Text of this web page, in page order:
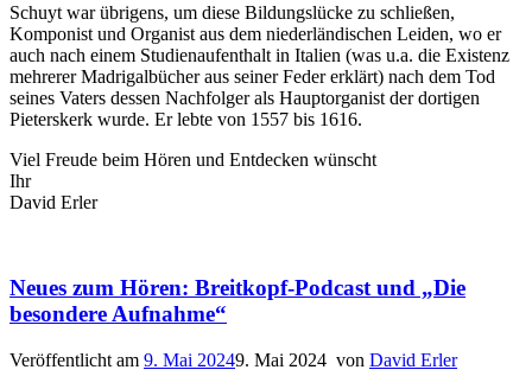
Schuyt war übrigens, um diese Bildungslücke zu schließen,
Komponist und Organist aus dem niederländischen Leiden, wo er
auch nach einem Studienaufenthalt in Italien (was u.a. die Existenz
mehrerer Madrigalbücher aus seiner Feder erklärt) nach dem Tod
seines Vaters dessen Nachfolger als Hauptorganist der dortigen
Pieterskerk wurde. Er lebte von 1557 bis 1616.
Viel Freude beim Hören und Entdecken wünscht
Ihr
David Erler
Neues zum Hören: Breitkopf-Podcast und „Die
besondere Aufnahme“
Veröffentlicht am 9. Mai 20249. Mai 2024 von David Erler